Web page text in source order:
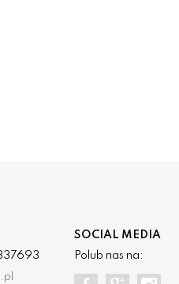
SOCIAL MEDIA
Polub nas na: